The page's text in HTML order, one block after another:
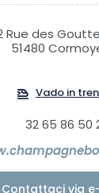
e rispettiamo la
dei marchi HVE e
dinamici
Rue des
51480
Vado in
32 65 86 50